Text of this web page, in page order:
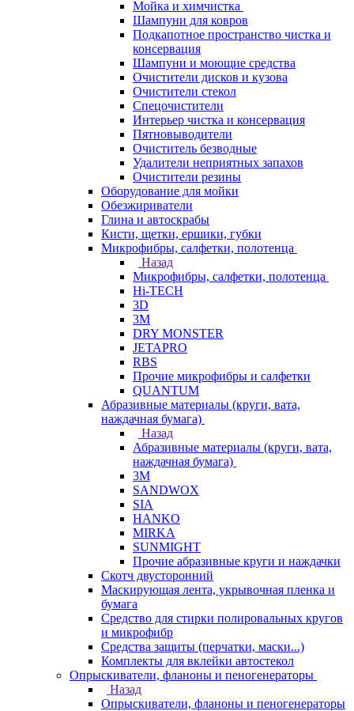
Мойка и химчистка
Шампуни для ковров
Подкапотное пространство чистка и
консервация
Шампуни и моющие средства
Очистители дисков и кузова
Очистители стекол
Спецочистители
Интерьер чистка и консервация
Пятновыводители
Очиститель безводные
Удалители неприятных запахов
Очистители резины
Оборудование для мойки
Обезжириватели
Глина и автоскрабы
Кисти, щетки, ершики, губки
Микрофибры, салфетки, полотенца
Назад
Микрофибры, салфетки, полотенца
Hi-TECH
3D
3М
DRY MONSTER
JETAPRO
RBS
Прочие микрофибры и салфетки
QUANTUM
Абразивные материалы (круги, вата,
наждачная бумага)
Назад
Абразивные материалы (круги, вата,
наждачная бумага)
3М
SANDWOX
SIA
HANKO
MIRKA
SUNMIGHT
Прочие абразивные круги и наждачки
Скотч двусторонний
Маскирующая лента, укрывочная пленка и
бумага
Средство для стирки полировальных кругов
и микрофибр
Средства защиты (перчатки, маски...)
Комплекты для вклейки автостекол
Опрыскиватели, фланоны и пеногенераторы
Назад
Опрыскиватели, фланоны и пеногенераторы